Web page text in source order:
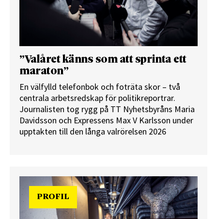
”Valåret känns som att sprinta ett
maraton”
En välfylld telefonbok och foträta skor – två
centrala arbetsredskap för politikreportrar.
Journalisten tog rygg på TT Nyhetsbyråns Maria
Davidsson och Expressens Max V Karlsson under
upptakten till den långa valrörelsen 2026
PROFIL